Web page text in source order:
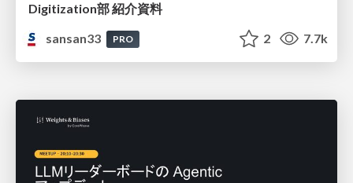
Digitization部 紹介資料
sansan33
PRO 2 7.7k